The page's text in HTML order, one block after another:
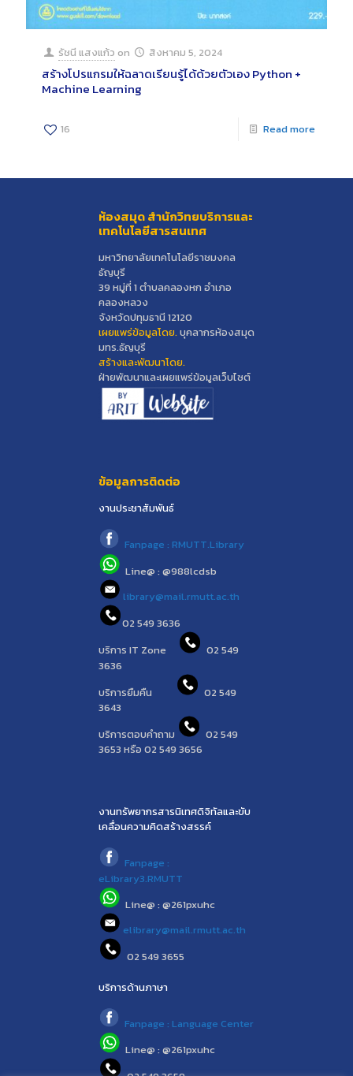
รัชนี แสงแก้ว on สิงหาคม 5, 2024
สร้างโปรแกรมให้ฉลาดเรียนรู้ได้ด้วยตัวเอง Python +
Machine Learning
16 Read more
ห้องสมุด สำนักวิทยบริการและ
เทคโนโลยีสารสนเทศ
มหาวิทยาลัยเทคโนโลยีราชมงคล
ธัญบุรี
39 หมู่ที่ 1 ตำบลคลองหก อำเภอ
คลองหลวง
จังหวัดปทุมธานี 12120
เผยแพร่ข้อมูลโดย.บุคลากรห้องสมุด
มทร.ธัญบุรี
สร้างและพัฒนาโดย.
ฝ่ายพัฒนาและเผยแพร่ข้อมูลเว็บไซต์
ข้อมูลการติดต่อ
งานประชาสัมพันธ์
Fanpage : RMUTT.Library
Line@ : @988lcdsb
library@mail.rmutt.ac.th
02 549 3636
บริการ IT Zone
02 549
3636
บริการยืมคืน
02 549
3643
บริการตอบคำถาม
02 549
3653 หรือ 02 549 3656
งานทรัพยากรสารนิเทศดิจิทัลและขับ
เคลื่อนความคิดสร้างสรรค์
Fanpage :
eLibrary3.RMUTT
Line@ : @261pxuhc
elibrary@mail.rmutt.ac.th
02 549 3655
บริการด้านภาษา
Fanpage : Language Center
Line@ : @261pxuhc